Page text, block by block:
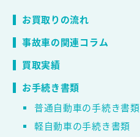
お買取りの流れ
事故車の関連コラム
買取実績
お手続き書類
普通自動車の手続き書類
軽自動車の手続き書類